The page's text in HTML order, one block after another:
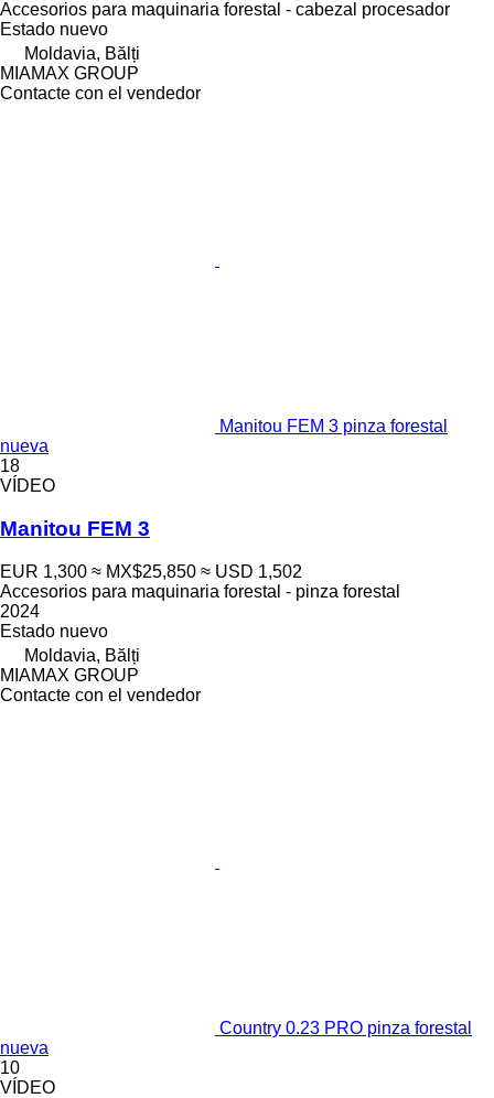
Accesorios para maquinaria forestal - cabezal procesador
Estado nuevo
Moldavia, Bălți
MIAMAX GROUP
Contacte con el vendedor
Manitou FEM 3 pinza forestal
nueva
18
VÍDEO
Manitou FEM 3
EUR 1,300 ≈ MX$25,850 ≈ USD 1,502
Accesorios para maquinaria forestal - pinza forestal
2024
Estado nuevo
Moldavia, Bălți
MIAMAX GROUP
Contacte con el vendedor
Country 0.23 PRO pinza forestal
nueva
10
VÍDEO